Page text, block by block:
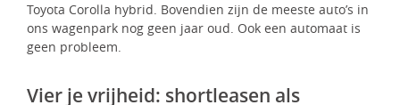
Toyota Corolla hybrid. Bovendien zijn de meeste auto’s in
ons wagenpark nog geen jaar oud. Ook een automaat is
geen probleem.
Vier je vrijheid: shortleasen als